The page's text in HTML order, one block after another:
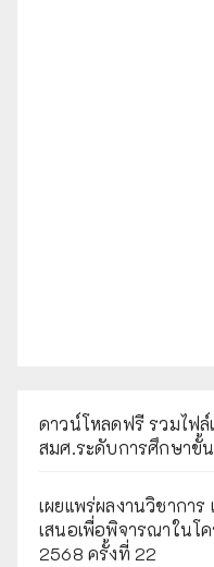
ดาวน์โหลดฟรี รวมไฟล์
สมศ.ระดับการศึกษาขั้
เผยแพร่ผลงานวิชากา
เสนอเพื่อพิจารณาในโ
2568 ครั้งที่ 22